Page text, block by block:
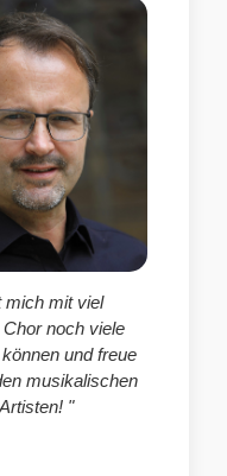
mich mit viel
noch viele
und freue
musikalischen
"